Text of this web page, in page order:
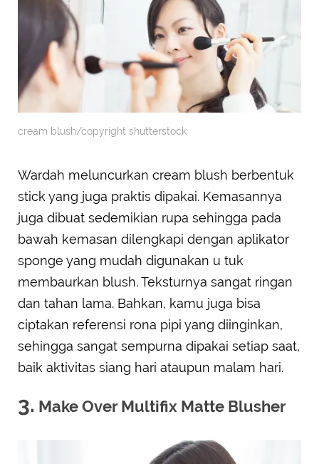
cream blush/copyright shutterstock
Wardah meluncurkan cream blush berbentuk
stick yang juga praktis dipakai. Kemasannya
juga dibuat sedemikian rupa sehingga pada
bawah kemasan dilengkapi dengan aplikator
sponge yang mudah digunakan u tuk
membaurkan blush. Teksturnya sangat ringan
dan tahan lama. Bahkan, kamu juga bisa
ciptakan referensi rona pipi yang diinginkan,
sehingga sangat sempurna dipakai setiap saat,
baik aktivitas siang hari ataupun malam hari.
3. Make Over Multifix Matte Blusher